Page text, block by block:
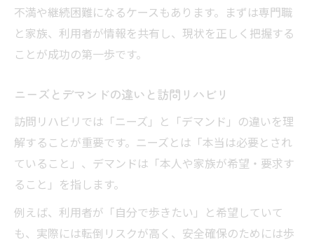
不満や継続困難になるケースもあります。まずは専門職
と家族、利用者が情報を共有し、現状を正しく把握する
ことが成功の第一歩です。
ニーズとデマンドの違いと訪問リハビリ
訪問リハビリでは「ニーズ」と「デマンド」の違いを理
解することが重要です。ニーズとは「本当は必要とされ
ていること」、デマンドは「本人や家族が希望・要求す
ること」を指します。
例えば、利用者が「自分で歩きたい」と希望していて
も、実際には転倒リスクが高く、安全確保のためには歩